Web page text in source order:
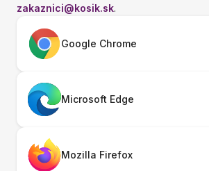
zakaznici@kosik.sk.
Google Chrome
Microsoft Edge
Mozilla Firefox